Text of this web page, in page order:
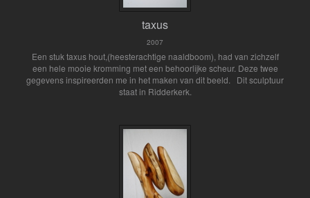
taxus
2007
Een stuk taxus hout,(heesterachtige naaldboom), had van zichzelf
een hele mooie kromming met een behoorlijke scheur. Deze twee
gegevens inspireerden me in het maken van dit beeld. Dit sculptuur
staat in Ridderkerk.